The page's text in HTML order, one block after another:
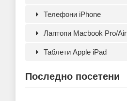
Телефони iPhone
Лаптопи Macbook Pro/Air
Таблети Apple iPad
Последно посетени